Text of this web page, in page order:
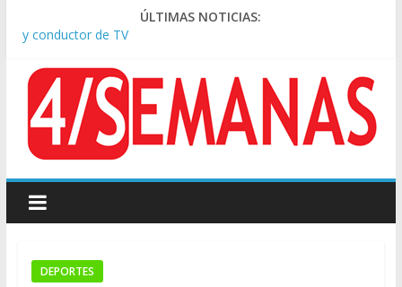
ÚLTIMAS NOTICIAS:
Tras la aprobación de la ley de propiedad privada, Bullrich
Causa AFA: el juez Amarante calificó de “ficción judicial” el
traslado del expediente a Campana
A pocas cuadras de La Bombonera chocaron un tren y un
colectivo: siete heridos
Día de San Cayetano: masiva marcha a Plaza de Mayo de
sindicatos y organizaciones sociales
Pesar por la muerte de Leandro Rud, histórico representante
y conductor de TV
DEPORTES